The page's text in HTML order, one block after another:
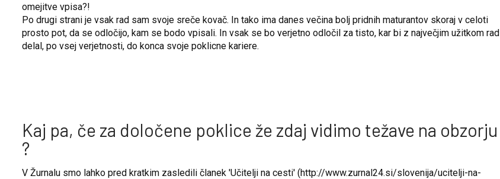
omejitve vpisa?!
Po drugi strani je vsak rad sam svoje sreče kovač. In tako ima danes večina bolj pridnih maturantov skoraj v celoti
prosto pot, da se odločijo, kam se bodo vpisali. In vsak se bo verjetno odločil za tisto, kar bi z največjim užitkom rad
delal, po vsej verjetnosti, do konca svoje poklicne kariere.
Kaj pa, če za določene poklice že zdaj vidimo težave na obzorju
?
V Žurnalu smo lahko pred kratkim zasledili članek 'Učitelji na cesti' (http://www.zurnal24.si/slovenija/ucitelji-na-